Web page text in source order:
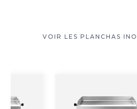
VOIR LES PLANCHAS